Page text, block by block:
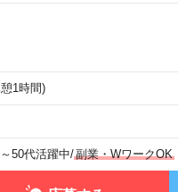
1時間)
50代活躍中/副業・WワークOK